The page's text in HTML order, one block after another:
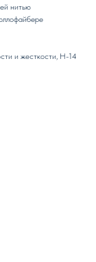
нитью
и жесткости, H-14